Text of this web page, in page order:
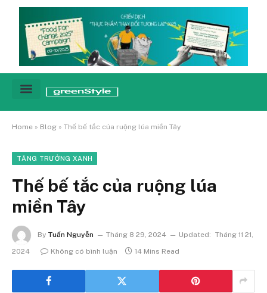
Home » Blog » Thế bế tắc của ruộng lúa miền Tây
TĂNG TRƯỞNG XANH
Thế bế tắc của ruộng lúa
miền Tây
By Tuấn Nguyễn Tháng 8 29, 2024 Updated: Tháng 11 21,
2024
Không có bình luận 14 Mins Read